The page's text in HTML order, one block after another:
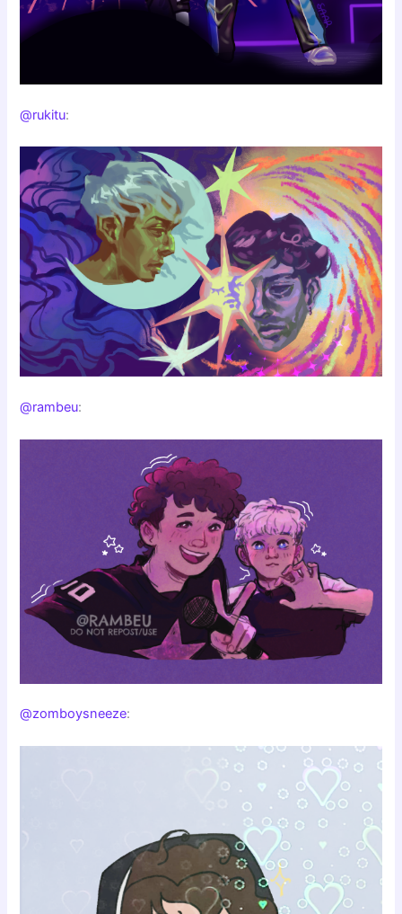
@rukitu:
@rambeu:
@zomboysneeze: